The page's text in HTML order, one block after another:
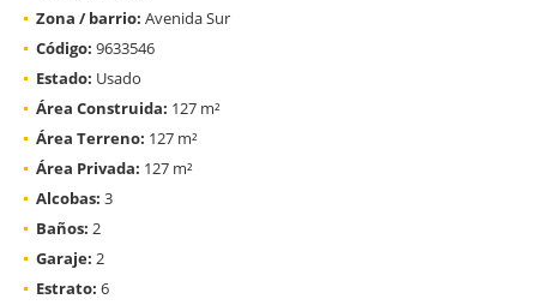
Zona / barrio: Avenida Sur
Código: 9633546
Estado: Usado
Área Construida: 127 m²
Área Terreno: 127 m²
Área Privada: 127 m²
Alcobas: 3
Baños: 2
Garaje: 2
Estrato: 6